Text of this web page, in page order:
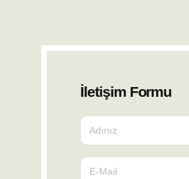
İletişim Formu